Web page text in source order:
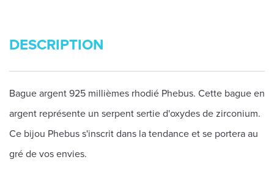
DESCRIPTION
Bague argent 925 millièmes rhodié Phebus. Cette bague en
argent représente un serpent sertie d'oxydes de zirconium.
Ce bijou Phebus s'inscrit dans la tendance et se portera au
gré de vos envies.